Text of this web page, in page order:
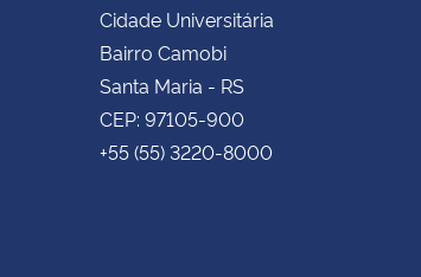
Cidade Universitária
Bairro Camobi
Santa Maria - RS
CEP: 97105-900
+55 (55) 3220-8000